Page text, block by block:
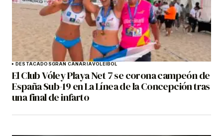
DESTACADOSGRAN CANARIAVOLEIBOL
El Club Vóley Playa Net 7 se corona campeón de
España Sub-19 en La Línea de la Concepción tras
una final de infarto